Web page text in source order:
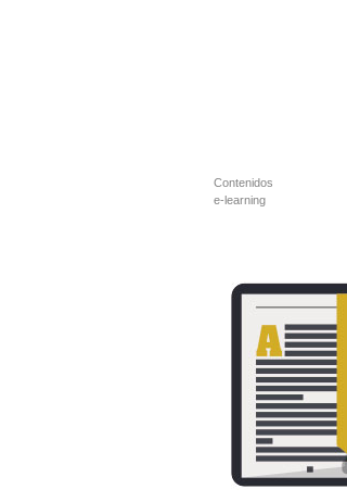
Contenidos
e-learning